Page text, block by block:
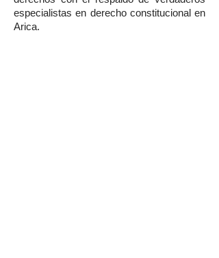
especialistas en derecho constitucional en
Arica.